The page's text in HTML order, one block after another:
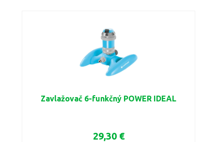
Zavlažovač 6-funkčný POWER IDEAL
29,30 €